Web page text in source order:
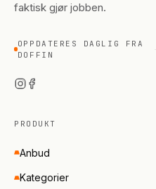
faktisk gjør jobben.
OPPDATERES DAGLIG FRA
DOFFIN
PRODUKT
Anbud
Kategorier